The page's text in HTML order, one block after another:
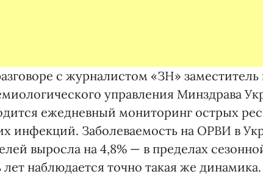
с журналистом «ЗН» заместитель
управления Минздрава
ежедневный мониторинг острых
инфекций. Заболеваемость на ОРВИ в
выросла на 4,8% — в пределах
наблюдается точно такая же